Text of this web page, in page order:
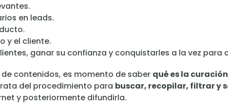
en leads.
y el cliente.
ganar su confianza y conquistarles a la vez para
contenidos, es momento de saber qué es la
del procedimiento para buscar, recopilar, filtrar y
y posteriormente difundirla.